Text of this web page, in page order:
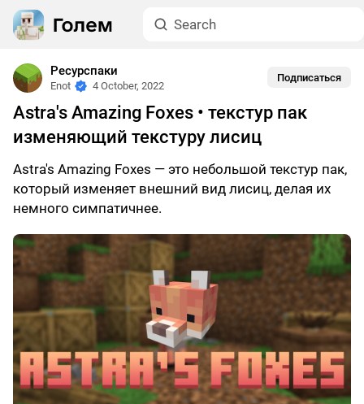
Ресурспаки
Enot 4 October, 2022
Подписаться
Astra's Amazing Foxes • текстур пак
изменяющий текстуру лисиц
Astra's Amazing Foxes — это небольшой текстур пак,
который изменяет внешний вид лисиц, делая их
немного симпатичнее.